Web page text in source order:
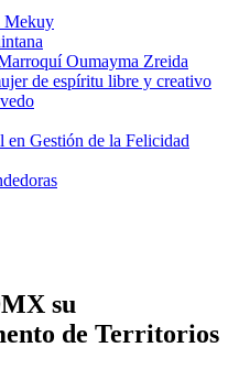
Mekuy
Oumayma Zreida
de espíritu libre y creativo
Gestión de la Felicidad
su
de Territorios